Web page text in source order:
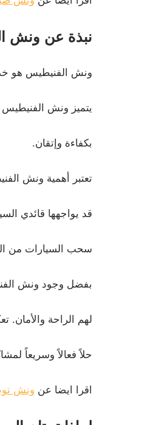
نبذة عن ونش
ونش الفنيطيس هو
يتميز ونش
بكفاءة وإتقان.
تعتبر أهمية ونش
قد يواجهها قائدي
سحب السيارات من
بفضل وجود ونش
لهم الراحة
حلاً فعالاً وسريعاً
اقرا ايضا عن ونش